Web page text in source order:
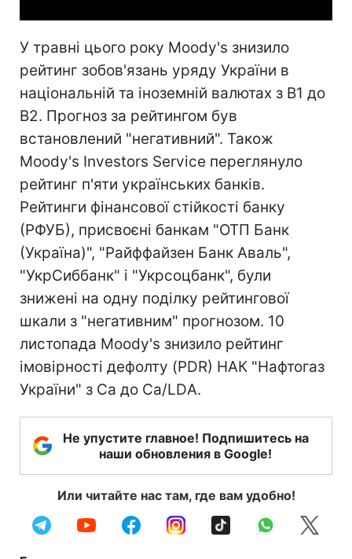
У травні цього року Moody's знизило
рейтинг зобов'язань уряду України в
національній та іноземній валютах з В1 до
В2. Прогноз за рейтингом був
встановлений "негативний". Також
Moody's Investors Service переглянуло
рейтинг п'яти українських банків.
Рейтинги фінансової стійкості банку
(РФУБ), присвоєні банкам "ОТП Банк
(Україна)", "Райффайзен Банк Аваль",
"УкрСиббанк" і "Укрсоцбанк", були
знижені на одну поділку рейтингової
шкали з "негативним" прогнозом. 10
листопада Moody's знизило рейтинг
імовірності дефолту (PDR) НАК "Нафтогаз
України" з Ca до Ca/LDА.
Не упустите главное! Подпишитесь на
наши обновления в Google!
Или читайте нас там, где вам удобно!